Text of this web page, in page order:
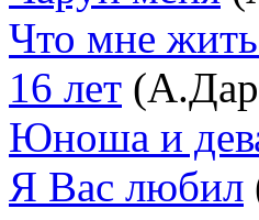
Что мне
16 лет
Юноша и
Я Вас любил